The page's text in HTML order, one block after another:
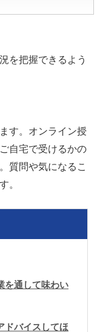
を把握できるよう
す。オンライン授
自宅で受けるかの
質問や気になるこ
。
を通して味わい
ドバイスしてほ